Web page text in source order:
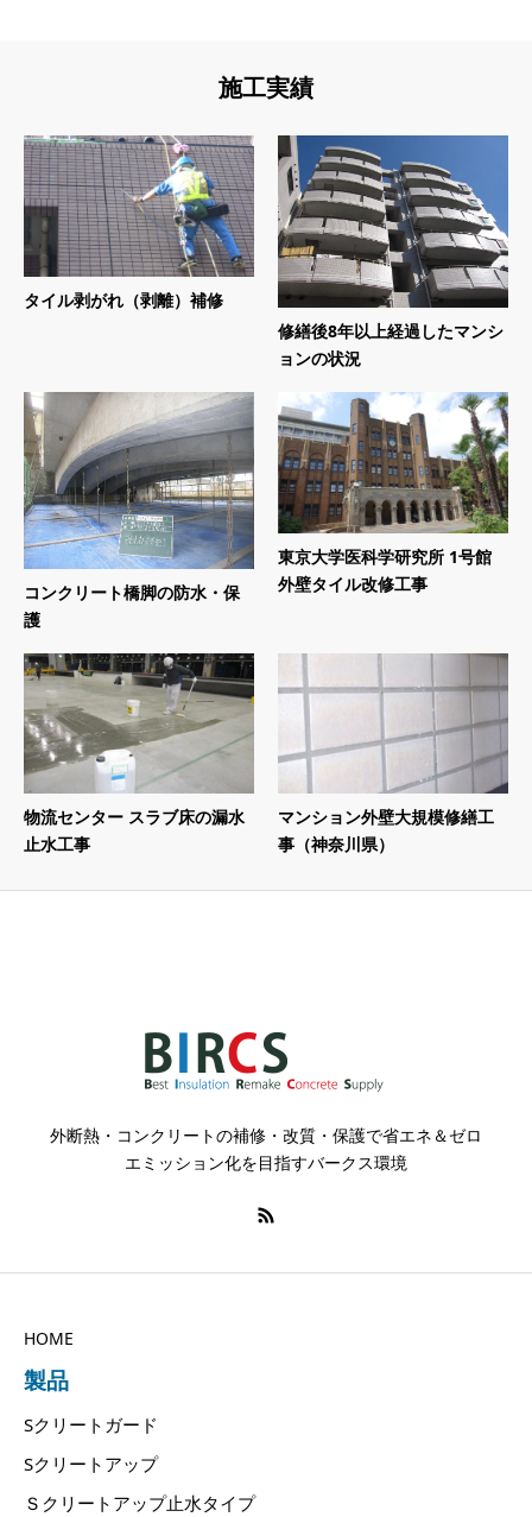
施工実績
タイル剥がれ（剥離）補修
修繕後8年以上経過したマンシ
ョンの状況
コンクリート橋脚の防水・保
護
東京大学医科学研究所 1号館
外壁タイル改修工事
物流センター スラブ床の漏水
止水工事
マンション外壁大規模修繕工
事（神奈川県）
外断熱・コンクリートの補修・改質・保護で省エネ＆ゼロ
エミッション化を目指すバークス環境
HOME
製品
Sクリートガード
Sクリートアップ
Ｓクリートアップ止水タイプ